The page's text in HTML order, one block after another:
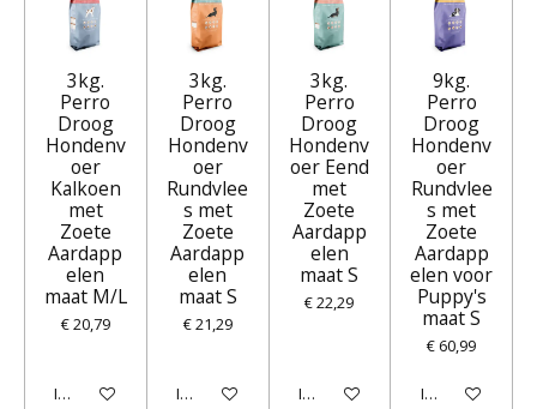
3kg.
Perro
Droog
Hondenv
oer
Kalkoen
met
Zoete
Aardapp
elen
maat M/L
€ 20,79
In winkelwagen
3kg.
Perro
Droog
Hondenv
oer
Rundvlee
s met
Zoete
Aardapp
elen
maat S
€ 21,29
In winkelwagen
3kg.
Perro
Droog
Hondenv
oer Eend
met
Zoete
Aardapp
elen
maat S
€ 22,29
In winkelwagen
9kg.
Perro
Droog
Hondenv
oer
Rundvlee
s met
Zoete
Aardapp
elen voor
Puppy's
maat S
€ 60,99
In winkelwagen